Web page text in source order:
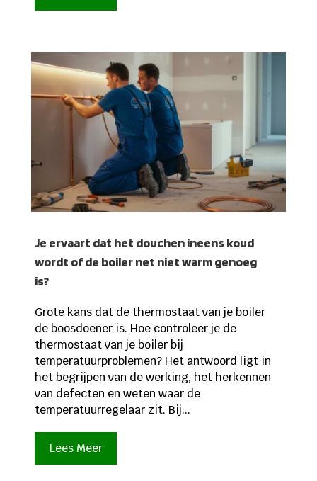
Je ervaart dat het douchen ineens koud
wordt of de boiler net niet warm genoeg
is?
Grote kans dat de thermostaat van je boiler
de boosdoener is. Hoe controleer je de
thermostaat van je boiler bij
temperatuurproblemen? Het antwoord ligt in
het begrijpen van de werking, het herkennen
van defecten en weten waar de
temperatuurregelaar zit. Bij...
Lees Meer